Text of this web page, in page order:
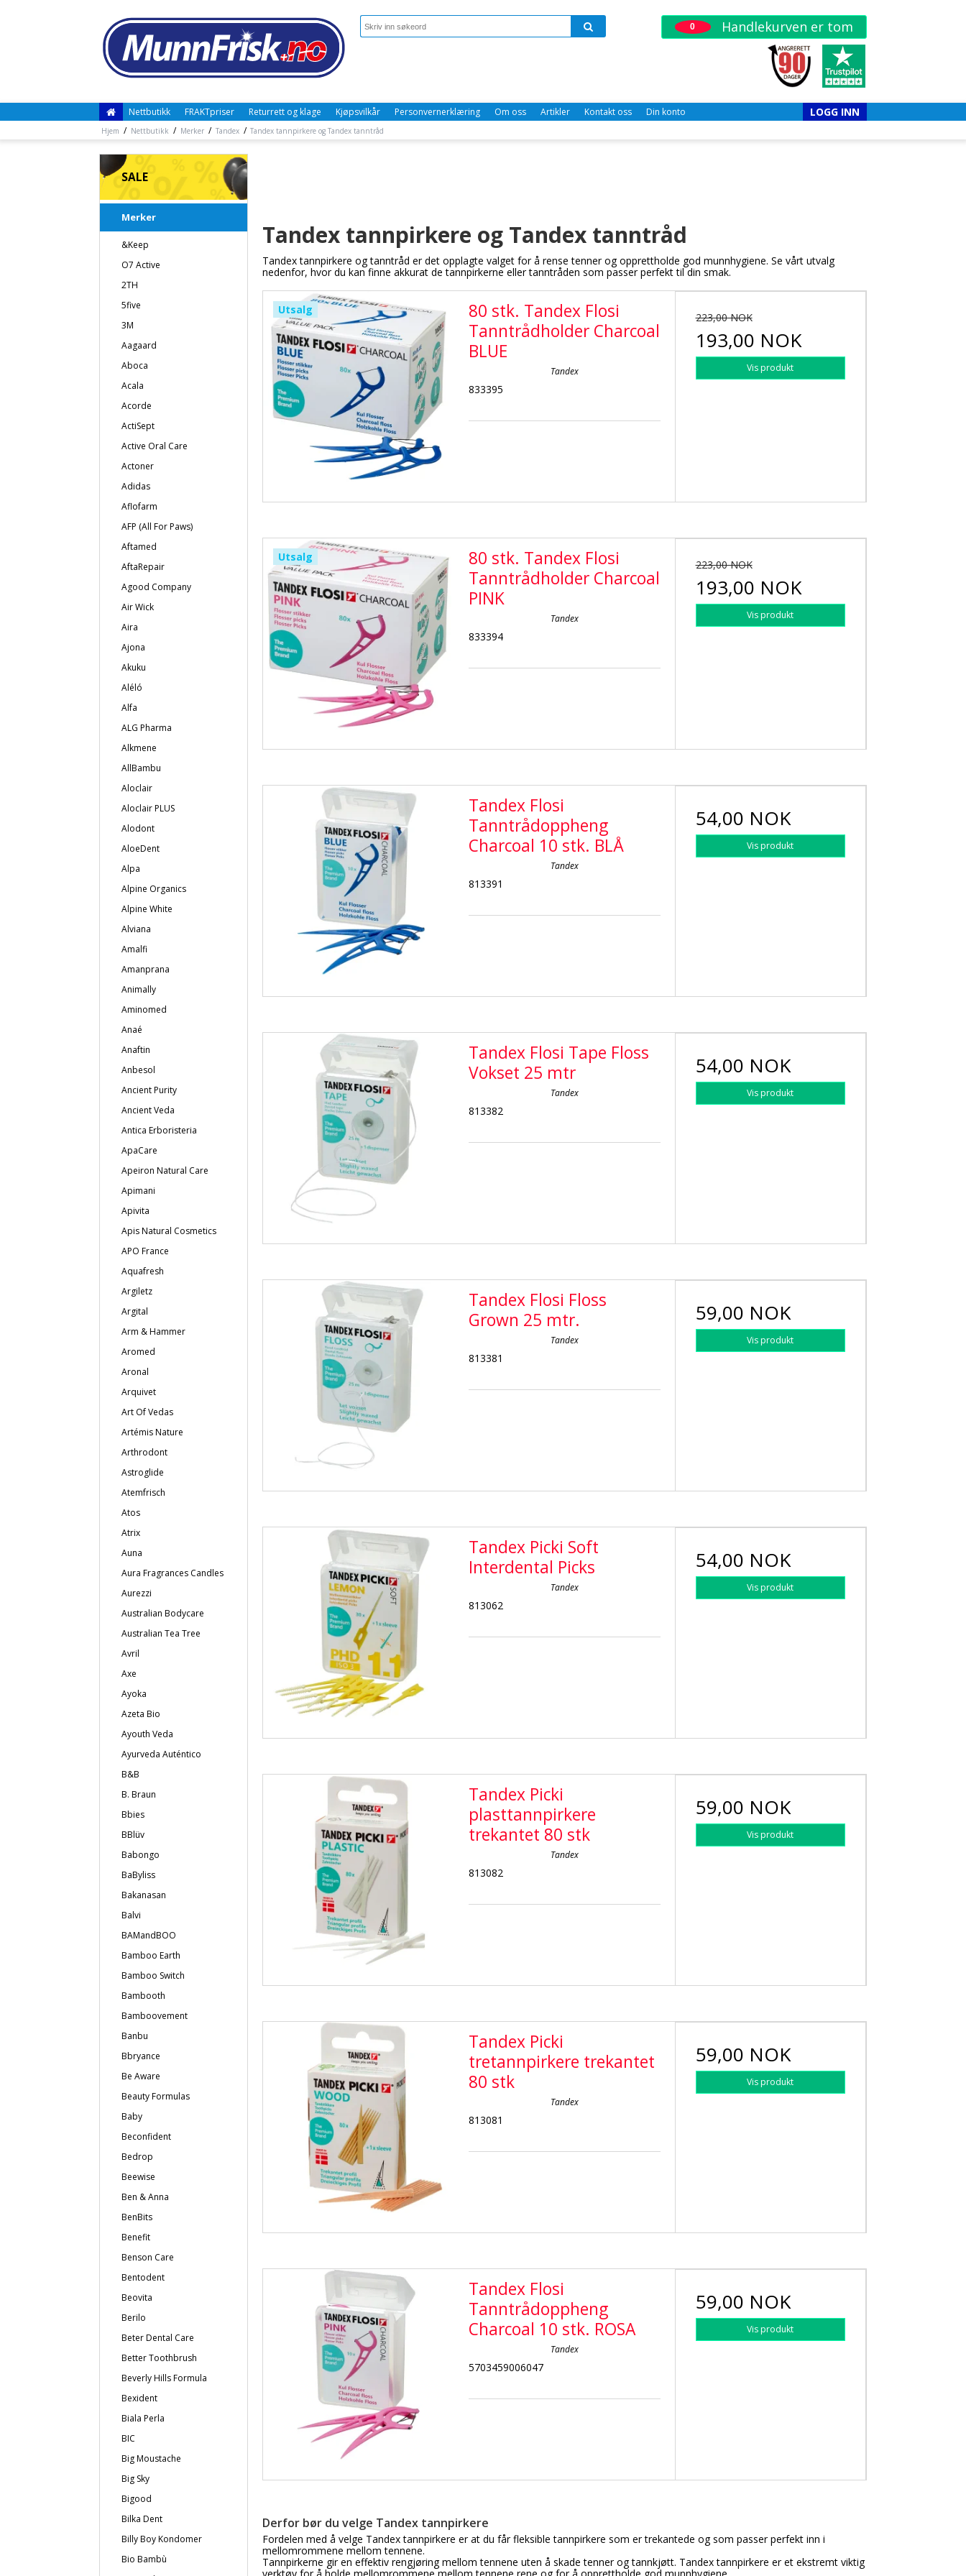
0 Handlekurven er tom
Nettbutikk FRAKTpriser Returrett og klage Kjøpsvilkår Personvernerklæring Om oss Artikler Kontakt oss Din konto LOGG INN
Hjem / Nettbutikk / Merker / Tandex / Tandex tannpirkere og Tandex tanntråd
SALE
Merker
&Keep
O7 Active
2TH
5five
3M
Aagaard
Aboca
Acala
Acorde
ActiSept
Active Oral Care
Actoner
Adidas
Aflofarm
AFP (All For Paws)
Aftamed
AftaRepair
Agood Company
Air Wick
Aira
Ajona
Akuku
Aléló
Alfa
ALG Pharma
Alkmene
AllBambu
Aloclair
Aloclair PLUS
Alodont
AloeDent
Alpa
Alpine Organics
Alpine White
Alviana
Amalfi
Amanprana
Animally
Aminomed
Anaé
Anaftin
Anbesol
Ancient Purity
Ancient Veda
Antica Erboristeria
ApaCare
Apeiron Natural Care
Apimani
Apivita
Apis Natural Cosmetics
APO France
Aquafresh
Argiletz
Argital
Arm & Hammer
Aromed
Aronal
Arquivet
Art Of Vedas
Artémis Nature
Arthrodont
Astroglide
Atemfrisch
Atos
Atrix
Auna
Aura Fragrances Candles
Aurezzi
Australian Bodycare
Australian Tea Tree
Avril
Axe
Ayoka
Azeta Bio
Ayouth Veda
Ayurveda Auténtico
B&B
B. Braun
Bbies
BBlüv
Babongo
BaByliss
Bakanasan
Balvi
BAMandBOO
Bamboo Earth
Bamboo Switch
Bambooth
Bamboovement
Banbu
Bbryance
Be Aware
Beauty Formulas
Baby
Beconfident
Bedrop
Beewise
Ben & Anna
BenBits
Benefit
Benson Care
Bentodent
Beovita
Berilo
Beter Dental Care
Better Toothbrush
Beverly Hills Formula
Bexident
Biala Perla
BIC
Big Moustache
Big Sky
Bigood
Bilka Dent
Billy Boy Kondomer
Bio Bambù
Tandex tannpirkere og Tandex tanntråd
Tandex tannpirkere og tanntråd er det opplagte valget for å rense tenner og opprettholde god munnhygiene. Se vårt utvalg
nedenfor, hvor du kan finne akkurat de tannpirkerne eller tanntråden som passer perfekt til din smak.
Utsalg
80 stk. Tandex Flosi
Tanntrådholder Charcoal
BLUE
Tandex
833395
223,00 NOK
193,00 NOK
Vis produkt
Utsalg
80 stk. Tandex Flosi
Tanntrådholder Charcoal
PINK
Tandex
833394
223,00 NOK
193,00 NOK
Vis produkt
Tandex Flosi
Tanntrådoppheng
Charcoal 10 stk. BLÅ
Tandex
813391
54,00 NOK
Vis produkt
Tandex Flosi Tape Floss
Vokset 25 mtr
Tandex
813382
54,00 NOK
Vis produkt
Tandex Flosi Floss
Grown 25 mtr.
Tandex
813381
59,00 NOK
Vis produkt
Tandex Picki Soft
Interdental Picks
Tandex
813062
54,00 NOK
Vis produkt
Tandex Picki
plasttannpirkere
trekantet 80 stk
Tandex
813082
59,00 NOK
Vis produkt
Tandex Picki
tretannpirkere trekantet
80 stk
Tandex
813081
59,00 NOK
Vis produkt
Tandex Flosi
Tanntrådoppheng
Charcoal 10 stk. ROSA
Tandex
5703459006047
59,00 NOK
Vis produkt
Derfor bør du velge Tandex tannpirkere
Fordelen med å velge Tandex tannpirkere er at du får fleksible tannpirkere som er trekantede og som passer perfekt inn i
mellomrommene mellom tennene.
Tannpirkerne gir en effektiv rengjøring mellom tennene uten å skade tenner og tannkjøtt. Tandex tannpirkere er et ekstremt viktig